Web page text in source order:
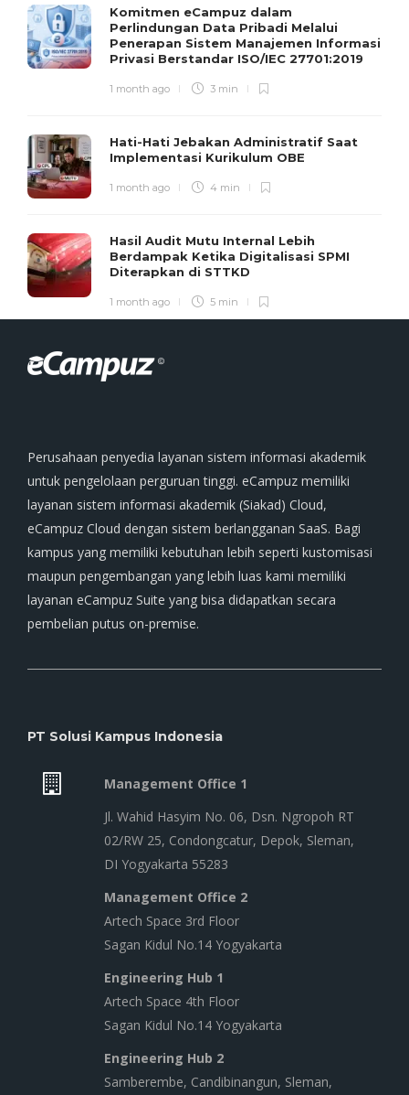
Komitmen eCampuz dalam
Perlindungan Data Pribadi Melalui
Penerapan Sistem Manajemen Informasi
Privasi Berstandar ISO/IEC 27701:2019
1 month ago 3 min
Hati-Hati Jebakan Administratif Saat
Implementasi Kurikulum OBE
1 month ago 4 min
Hasil Audit Mutu Internal Lebih
Berdampak Ketika Digitalisasi SPMI
Diterapkan di STTKD
1 month ago 5 min
Perusahaan penyedia layanan sistem informasi akademik
untuk pengelolaan perguruan tinggi. eCampuz memiliki
layanan sistem informasi akademik (Siakad) Cloud,
eCampuz Cloud dengan sistem berlangganan SaaS. Bagi
kampus yang memiliki kebutuhan lebih seperti kustomisasi
maupun pengembangan yang lebih luas kami memiliki
layanan eCampuz Suite yang bisa didapatkan secara
pembelian putus on-premise.
PT Solusi Kampus Indonesia
Management Office 1
Jl. Wahid Hasyim No. 06, Dsn. Ngropoh RT
02/RW 25, Condongcatur, Depok, Sleman,
DI Yogyakarta 55283
Management Office 2
Artech Space 3rd Floor
Sagan Kidul No.14 Yogyakarta
Engineering Hub 1
Artech Space 4th Floor
Sagan Kidul No.14 Yogyakarta
Engineering Hub 2
Samberembe, Candibinangun, Sleman,